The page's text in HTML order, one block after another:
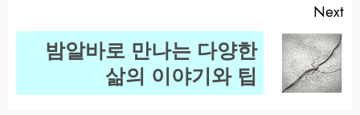
Next
Next밤알바로 만나는 다양한
삶의 이야기와 팁